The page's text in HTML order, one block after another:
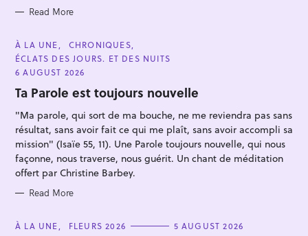
Read More
C
A
T
E
G
O
R
E
À LA UNE
CHRONIQUES
ÉCLATS DES JOURS. ET DES NUITS
6 AUGUST 2026
Ta Parole est toujours nouvelle
"Ma parole, qui sort de ma bouche, ne me reviendra pas sans
résultat, sans avoir fait ce qui me plaît, sans avoir accompli sa
mission" (Isaïe 55, 11). Une Parole toujours nouvelle, qui nous
façonne, nous traverse, nous guérit. Un chant de méditation
offert par Christine Barbey.
Read More
C
À LA UNE FLEURS 2026 5 AUGUST 2026
e
a
r
c
h
f
o
r
: